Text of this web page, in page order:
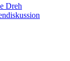
Dreh